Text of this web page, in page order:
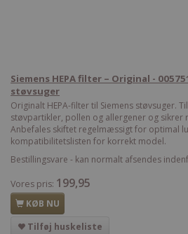
Siemens HEPA filter – Original -
støvsuger
Originalt HEPA-filter til Siemens støvsuger.
støvpartikler, pollen og allergener og sikrer
Anbefales skiftet regelmæssigt for optimal
kompatibilitetslisten for korrekt model.
Bestillingsvare - kan normalt afsendes
Vores pris: 199,95
KØB NU
Tilføj huskeliste